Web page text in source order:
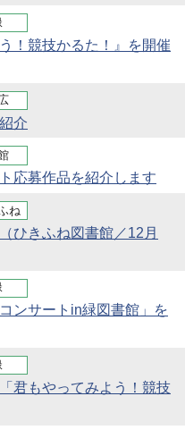
！競技かるた！』を開催
介
応募作品を紹介します
ね
ひきふね図書館／12月
ンサートin緑図書館」を
君もやってみよう！競技